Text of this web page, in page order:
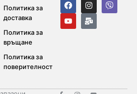
Политика за
доставка
Политика за
връщане
Политика за
поверителност